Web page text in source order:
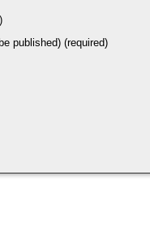
published) (required)